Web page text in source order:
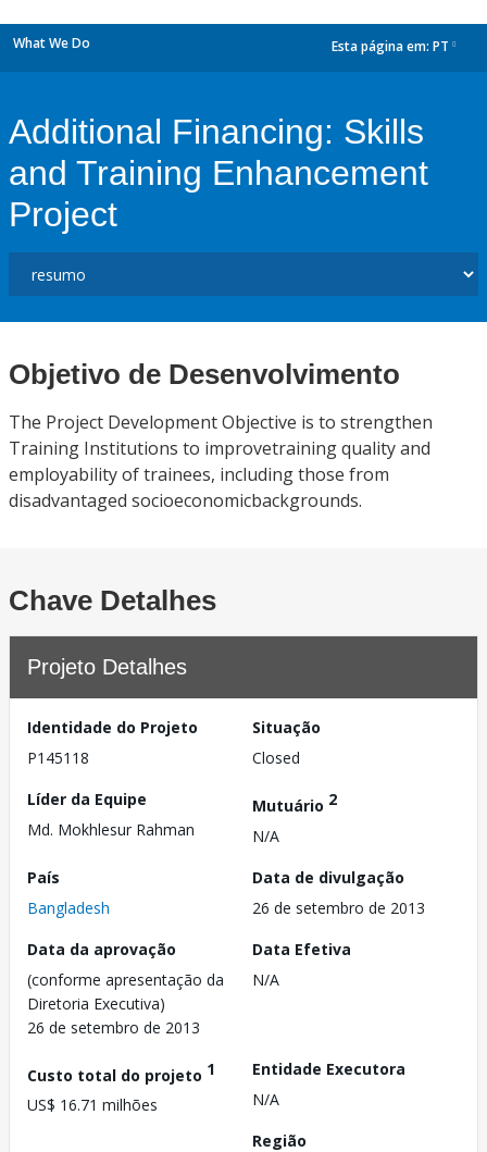
What We Do Esta página em: PT
Additional Financing: Skills
and Training Enhancement
Project
Objetivo de Desenvolvimento
The Project Development Objective is to strengthen
Training Institutions to improvetraining quality and
employability of trainees, including those from
disadvantaged socioeconomicbackgrounds.
Chave Detalhes
Projeto Detalhes
Identidade do Projeto
P145118
Situação
Closed
Líder da Equipe
Md. Mokhlesur Rahman
Mutuário 2
N/A
País
Bangladesh
Data de divulgação
26 de setembro de 2013
Data da aprovação
(conforme apresentação da
Diretoria Executiva)
26 de setembro de 2013
Data Efetiva
N/A
Custo total do projeto 1
US$ 16.71 milhões
Entidade Executora
N/A
Região